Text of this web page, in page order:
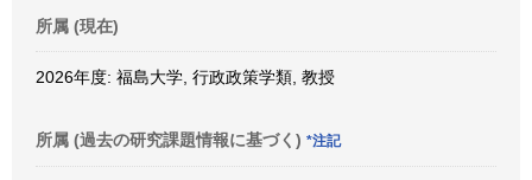
所属 (現在)
2026年度: 福島大学, 行政政策学類, 教授
所属 (過去の研究課題情報に基づく) *注記